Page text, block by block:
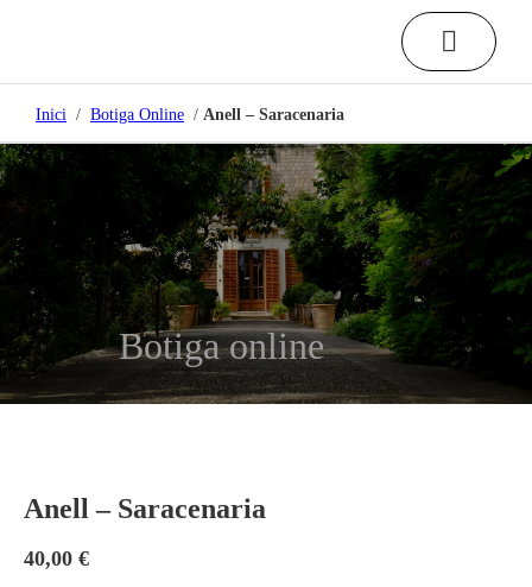
Inici / Botiga Online / Anell – Saracenaria
Botiga online
Anell – Saracenaria
40,00 €